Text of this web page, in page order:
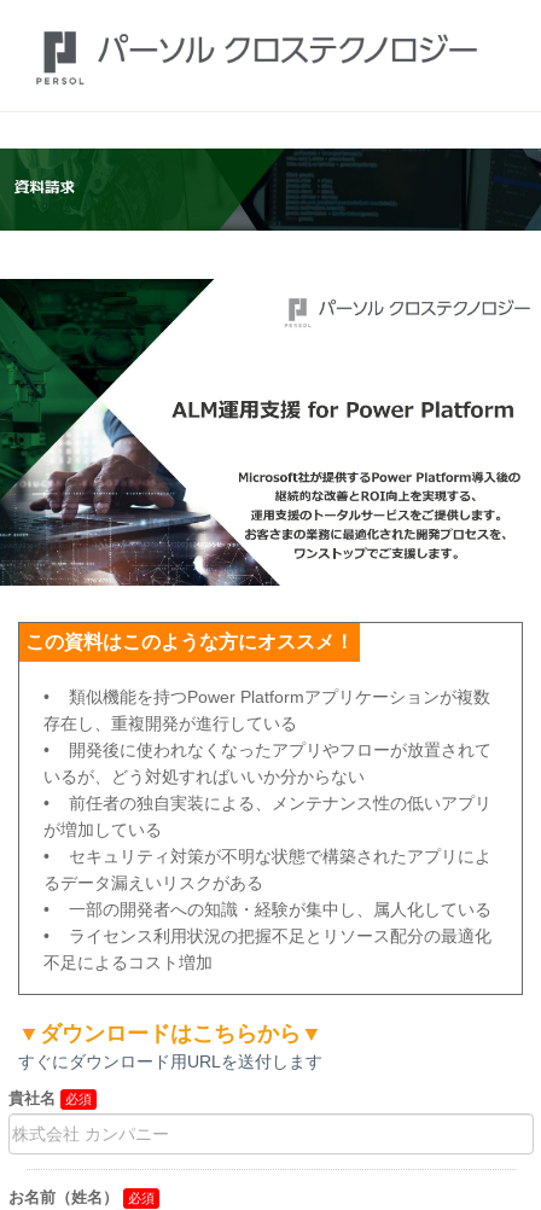
この資料はこのような方にオススメ！
• 類似機能を持つPower Platformアプリケーションが複数
存在し、重複開発が進行している
• 開発後に使われなくなったアプリやフローが放置されて
いるが、どう対処すればいいか分からない
• 前任者の独自実装による、メンテナンス性の低いアプリ
が増加している
• セキュリティ対策が不明な状態で構築されたアプリによ
るデータ漏えいリスクがある
• 一部の開発者への知識・経験が集中し、属人化している
• ライセンス利用状況の把握不足とリソース配分の最適化
不足によるコスト増加
▼ダウンロードはこちらから▼
すぐにダウンロード用URLを送付します
貴社名
お名前（姓名）